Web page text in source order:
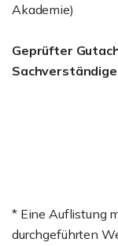
Akademie)
Geprüfter
* Eine Auflistung
durchgeführten